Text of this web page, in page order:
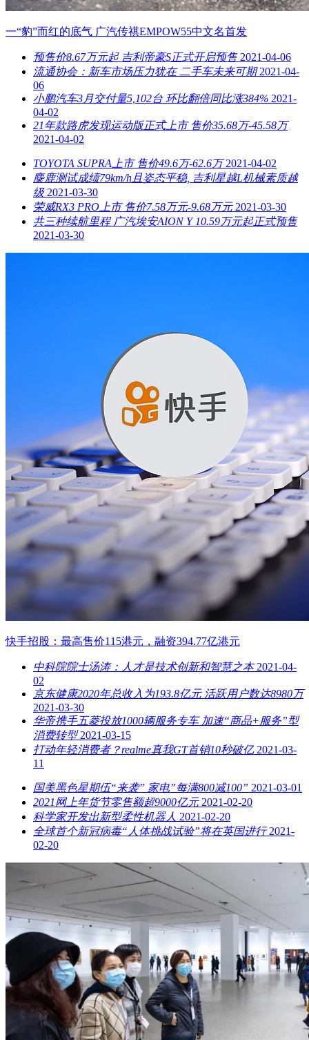
一“豹”而红的底气 广汽传祺EMPOW55中文名首发
预售价8.67万元起 吉利帝豪S正式开启预售 2021-04-06
流通协会：新车市场压力犹在 二手车未来可期 2021-04-
06
小鹏汽车3月交付量5,102台 环比翻倍同比涨384% 2021-
04-02
21年款路虎发现运动版正式上市 售价35.68万-45.58万
2021-04-02
TOYOTA SUPRA上市 售价49.6万-62.6万 2021-04-02
麋鹿测试成绩79km/h且姿态平稳, 吉利星越L机械素质越
级 2021-03-30
荣威RX3 PRO上市 售价7.58万元-9.68万元 2021-03-30
共三种续航里程 广汽埃安AION Y 10.59万元起正式预售
2021-03-30
快手招股：最高售价115港元，融资394.77亿港元
中科院院士汤涛：人才是技术创新和智慧之本 2021-04-
02
京东健康2020年总收入为193.8亿元 活跃用户数达8980万
2021-03-30
华帝携手五菱投放1000辆服务专车 加速“商品+服务”型
消费转型 2021-03-15
打动年轻消费者？realme真我GT首销10秒破亿 2021-03-
11
国美黑色星期伍“来袭” 家电”每满800减100” 2021-03-01
2021网上年货节零售额超9000亿元 2021-02-20
科学家开发出新型柔性机器人 2021-02-20
全球首个新冠病毒“人体挑战试验”将在英国进行 2021-
02-20